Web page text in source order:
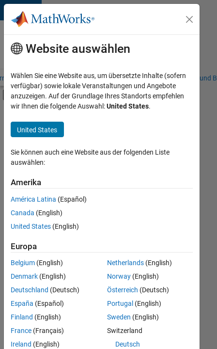
Weiter zum Inhalt
Karriere
bei
MathWorks
– Übersicht Stellensuche Niederlassungen Studierende und
Umschaltung für Off-Canvas-
Hauptinhalt
Praktika
Infrastructure and Architecture
Product Development
Technical Writing
+3
Derzeit
es
keine
offenen
Stellen,
Ihren
Suchkriterien
entsprechen.
können
die
Suchkriterien
weiter
fassen
oder
Website auswählen
Wählen Sie eine Website aus, um übersetzte Inhalte (sofern
verfügbar) sowie lokale Veranstaltungen und Angebote
anzuzeigen. Auf der Grundlage Ihres Standorts empfehlen
wir Ihnen die folgende Auswahl:United States.
United States
Sie können auch eine Website aus der folgenden Liste
auswählen:
Amerika
América Latina (Español)
Canada (English)
United States (English)
Europa
Belgium (English)
Denmark (English)
Deutschland (Deutsch)
España (Español)
Finland (English)
France (Français)
Ireland (English)
Netherlands(English)
Norway(English)
Österreich (Deutsch)
Portugal (English)
Sweden (English)
Switzerland
Deutsch